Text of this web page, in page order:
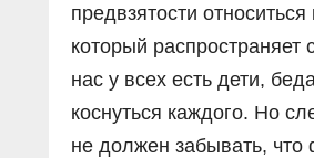
предвзятости относиться
который распространяет
нас у всех есть дети,
коснуться каждого. Но
не должен забывать, что